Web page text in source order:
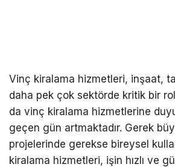
Vinç kiralama hizmetleri, inşaat,
daha pek çok sektörde kritik bir rol
da vinç kiralama hizmetlerine
geçen gün artmaktadır. Gerek
projelerinde gerekse bireysel
kiralama hizmetleri, işin hızlı ve